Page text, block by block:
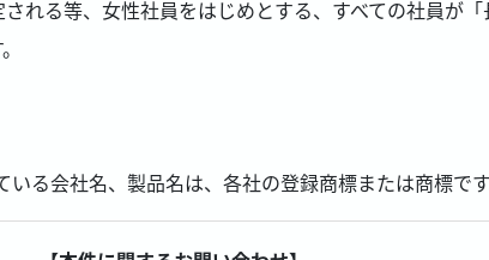
れる等、女性社員をはじめとする、すべての社員が
る会社名、製品名は、各社の登録商標または商標です